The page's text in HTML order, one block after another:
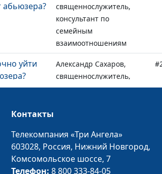
абьюзера?
священнослужитель,
консультант по
семейным
взаимоотношениям
уйти
Александр Сахаров,
священнослужитель,
консультант по
что
абьюзер?
Александр Сахаров,
священнослужитель,
консультант по
семейным
Контакты
Телекомпания «Три Ангела»
603028, Россия, Нижний Новгород,
Комсомольское шоссе, 7
Телефон: 8 800 333-84-05